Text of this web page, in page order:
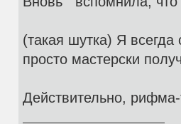
(такая шутка) Я всегда
просто мастерски
Действительно,